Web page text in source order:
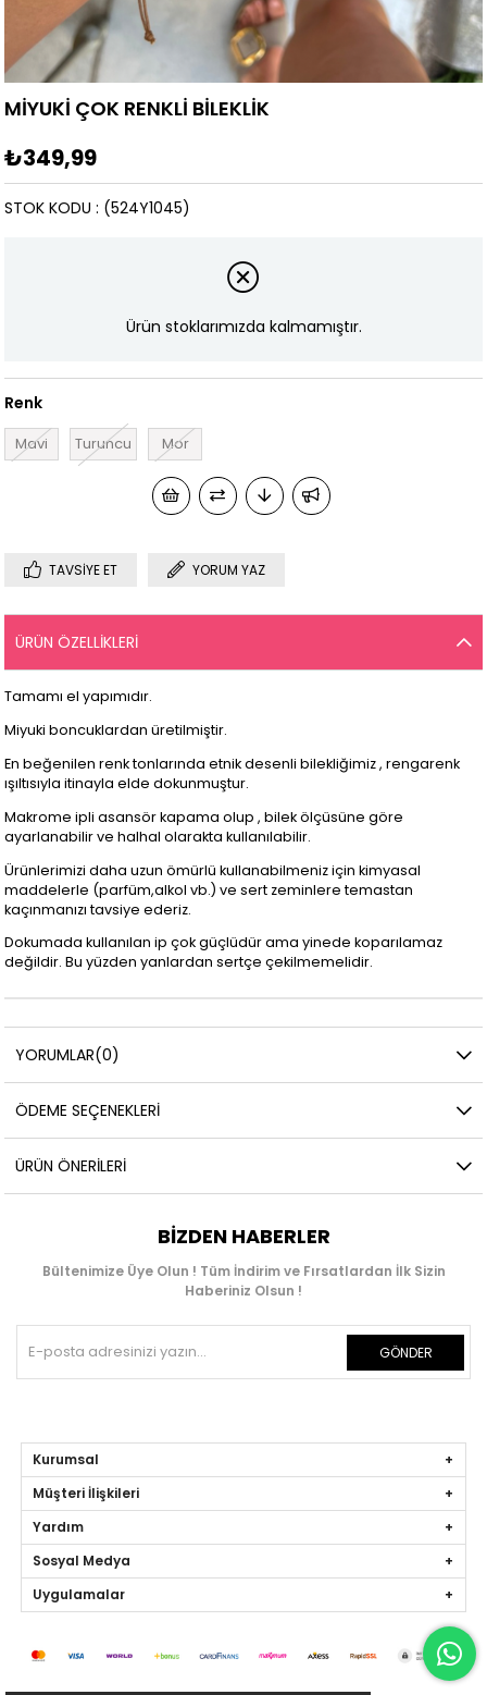
MİYUKİ ÇOK RENKLİ BİLEKLİK
₺349,99
(524Y1045)
STOK KODU
Ürün stoklarımızda kalmamıştır.
Renk
Mavi Turuncu Mor
TAVSIYE ET YORUM YAZ
ÜRÜN ÖZELLIKLERI
Tamamı el yapımıdır.
Miyuki boncuklardan üretilmiştir.
En beğenilen renk tonlarında etnik desenli bilekliğimiz , rengarenk
ışıltısıyla itinayla elde dokunmuştur.
Makrome ipli asansör kapama olup , bilek ölçüsüne göre
ayarlanabilir ve halhal olarakta kullanılabilir.
Ürünlerimizi daha uzun ömürlü kullanabilmeniz için kimyasal
maddelerle (parfüm,alkol vb.) ve sert zeminlere temastan
kaçınmanızı tavsiye ederiz.
Dokumada kullanılan ip çok güçlüdür ama yinede koparılamaz
değildir. Bu yüzden yanlardan sertçe çekilmemelidir.
YORUMLAR(0)
ÖDEME SEÇENEKLERI
ÜRÜN ÖNERILERI
BIZDEN HABERLER
Bültenimize Üye Olun ! Tüm İndirim ve Fırsatlardan İlk Sizin
Haberiniz Olsun !
GÖNDER
Kurumsal
Müşteri İlişkileri
Yardım
Sosyal Medya
Uygulamalar